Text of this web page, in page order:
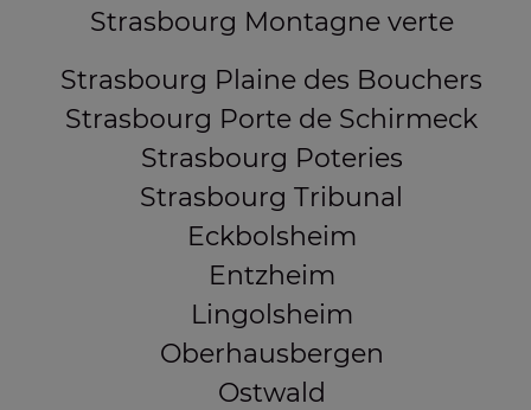
Strasbourg Montagne verte
Strasbourg Plaine des Bouchers
Strasbourg Porte de Schirmeck
Strasbourg Poteries
Strasbourg Tribunal
Eckbolsheim
Entzheim
Lingolsheim
Oberhausbergen
Ostwald